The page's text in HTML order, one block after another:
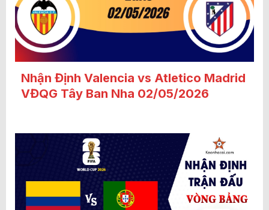
Nhận Định Valencia vs Atletico Madrid
VĐQG Tây Ban Nha 02/05/2026